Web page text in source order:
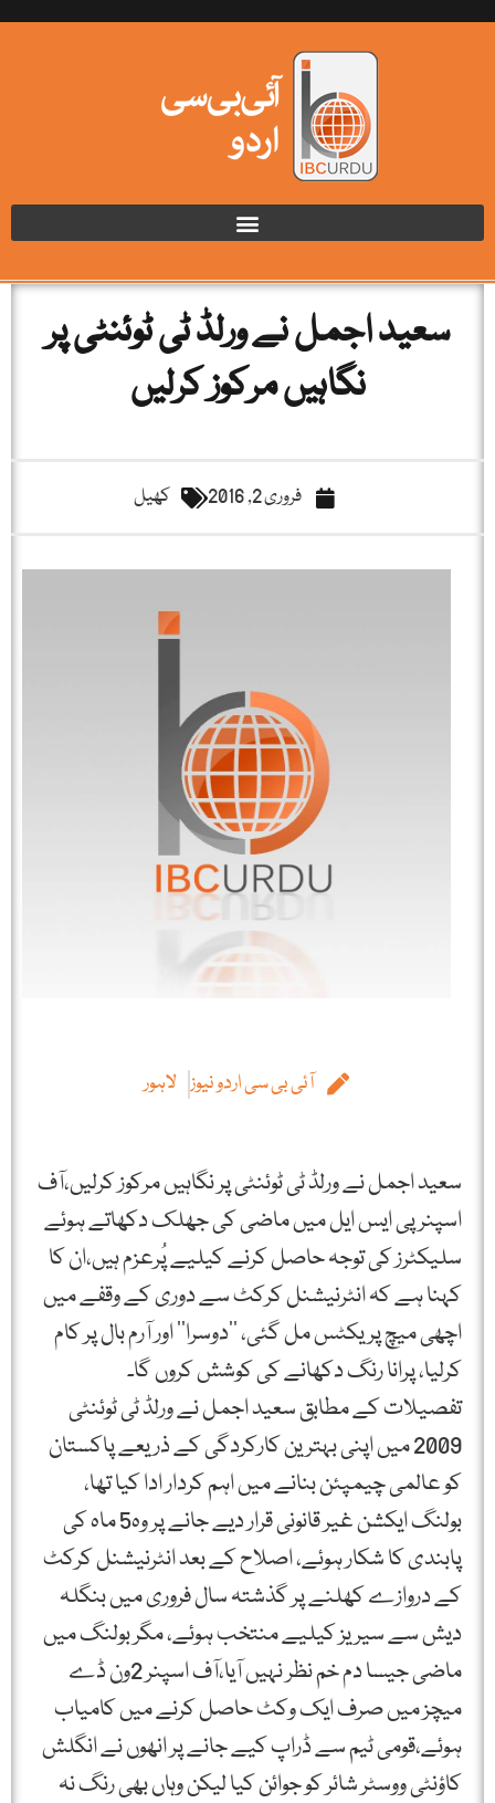
سعید اجمل نے ورلڈ ٹی ٹوئنٹی پر
نگاہیں مرکوز کرلیں
فروری 2, 2016 کھیل
آئی بی سی اردو نیوز لاہور
سعید اجمل نے ورلڈ ٹی ٹوئنٹی پر نگاہیں مرکوز کرلیں،آف
اسپنر پی ایس ایل میں ماضی کی جھلک دکھاتے ہوئے
سلیکٹرز کی توجہ حاصل کرنے کیلیے پُرعزم ہیں،ان کا
کہنا ہے کہ انٹرنیشنل کرکٹ سے دوری کے وقفے میں
اچھی میچ پریکٹس مل گئی، ’’دوسرا‘‘ اور آرم بال پر کام
کرلیا، پرانا رنگ دکھانے کی کوشش کروں گا۔
تفصیلات کے مطابق سعید اجمل نے ورلڈ ٹی ٹوئنٹی
2009 میں اپنی بہترین کارکردگی کے ذریعے پاکستان
کو عالمی چیمپئن بنانے میں اہم کردار ادا کیا تھا،
بولنگ ایکشن غیر قانونی قرار دیے جانے پر وہ5 ماہ کی
پابندی کا شکار ہوئے، اصلاح کے بعد انٹرنیشنل کرکٹ
کے دروازے کھلنے پر گذشتہ سال فروری میں بنگلہ
دیش سے سیریز کیلیے منتخب ہوئے، مگر بولنگ میں
ماضی جیسا دم خم نظر نہیں آیا،آف اسپنر 2ون ڈے
میچز میں صرف ایک وکٹ حاصل کرنے میں کامیاب
ہوئے،قومی ٹیم سے ڈراپ کیے جانے پر انھوں نے انگلش
کاؤنٹی ووسٹر شائر کو جوائن کیا لیکن وہاں بھی رنگ نہ